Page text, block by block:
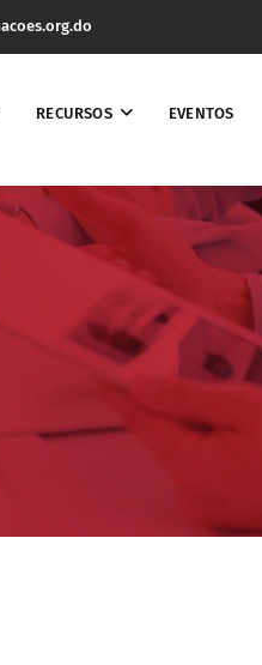
RECURSOS EVENTOS